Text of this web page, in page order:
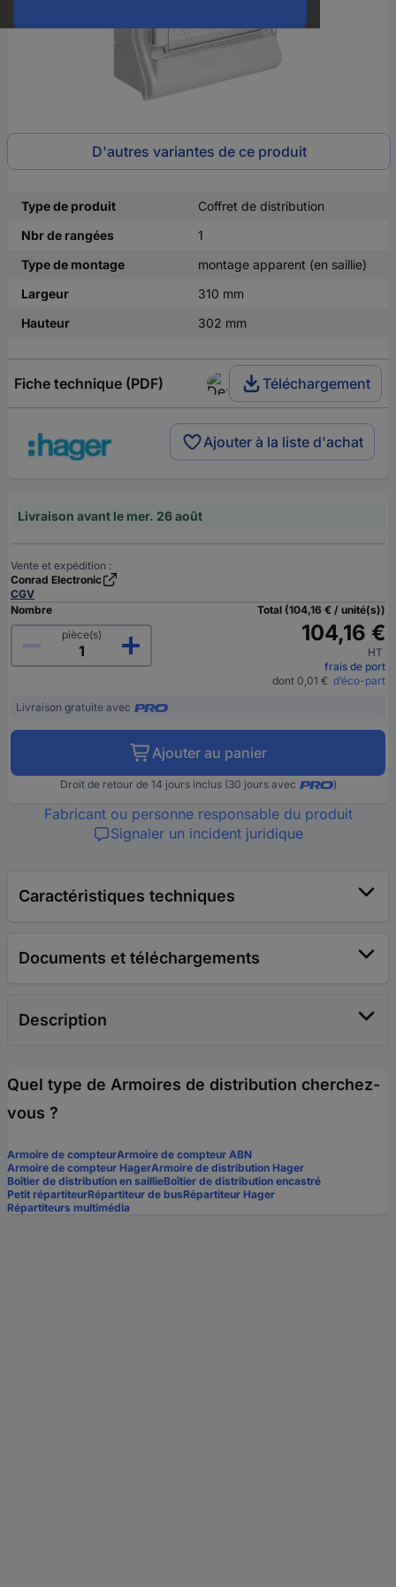
D'autres variantes de ce produit
Type de produit
Coffret de distribution
Nbr de rangées
1
Type de montage
montage apparent (en saillie)
Largeur
310 mm
Hauteur
302 mm
Fiche technique (PDF) Téléchargement
Ajouter à la liste d'achat
Livraison avant le mer. 26 août
Vente et expédition :
Conrad Electronic
CGV
Nombre
pièce(s)
Total (104,16 € / unité(s))
104,16 €
HT
frais de port
dont 0,01 € d’éco-part
Livraison gratuite avec
Ajouter au panier
Droit de retour de 14 jours inclus (30 jours avec )
Fabricant ou personne responsable du produit
Signaler un incident juridique
Caractéristiques techniques
Documents et téléchargements
Description
Quel type de Armoires de distribution cherchez-
vous ?
Armoire de compteurArmoire de compteur ABN
Armoire de compteur HagerArmoire de distribution Hager
Boîtier de distribution en saillieBoîtier de distribution encastré
Petit répartiteurRépartiteur de busRépartiteur Hager
Répartiteurs multimédia